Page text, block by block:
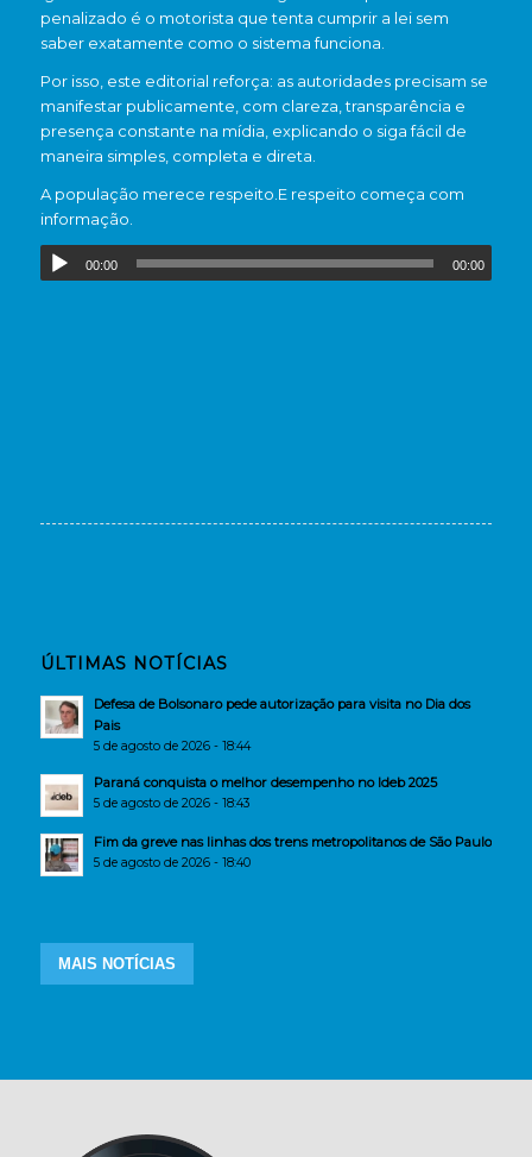
penalizado é o motorista que tenta cumprir a lei sem
saber exatamente como o sistema funciona.
Por isso, este editorial reforça: as autoridades precisam se
manifestar publicamente, com clareza, transparência e
presença constante na mídia, explicando o siga fácil de
maneira simples, completa e direta.
A população merece respeito.E respeito começa com
informação.
00:00 00:00
ÚLTIMAS NOTÍCIAS
Defesa de Bolsonaro pede autorização para visita no Dia dos
Pais
5 de agosto de 2026 - 18:44
Paraná conquista o melhor desempenho no Ideb 2025
5 de agosto de 2026 - 18:43
Fim da greve nas linhas dos trens metropolitanos de São Paulo
5 de agosto de 2026 - 18:40
MAIS NOTÍCIAS